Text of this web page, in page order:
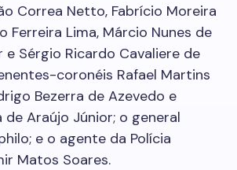
Correa Netto, Fabrício Moreira
Ferreira Lima, Márcio Nunes de
e Sérgio Ricardo Cavaliere de
coronéis Rafael Martins
Bezerra de Azevedo e
de Araújo Júnior; o general
e o agente da Polícia
Matos Soares.